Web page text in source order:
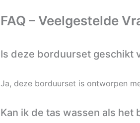
FAQ – Veelgestelde
Is deze borduurset geschikt
Ja, deze borduurset is ontworpen
Kan ik de tas wassen als het